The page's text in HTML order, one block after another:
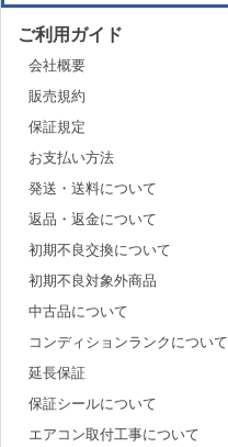
ご利用ガイド
会社概要
販売規約
保証規定
お支払い方法
発送・送料について
返品・返金について
初期不良交換について
初期不良対象外商品
中古品について
コンディションランクについて
延長保証
保証シールについて
エアコン取付工事について